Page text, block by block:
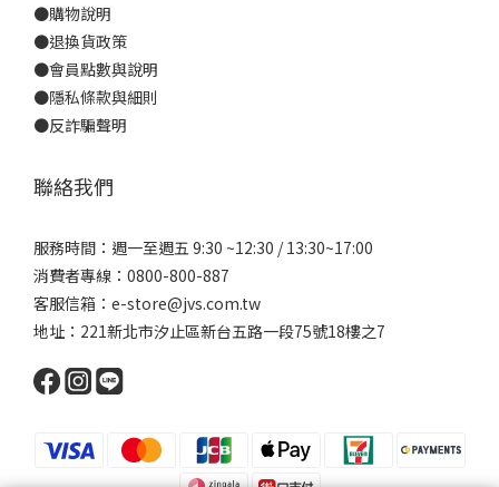
●購物說明
●退換貨政策
●會員點數與說明
●隱私條款與細則
●反詐騙聲明
聯絡我們
服務時間：週一至週五 9:30 ~12:30 / 13:30~17:00
消費者專線：0800-800-887
客服信箱：e-store@jvs.com.tw
地址：221新北市汐止區新台五路一段75號18樓之7